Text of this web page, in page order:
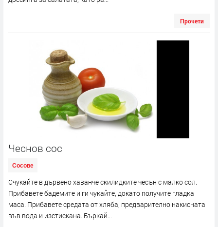
Прочети
Чеснов сос
Сосове
Счукайте в дървено хаванче скилидките чесън с малко сол.
Прибавете бадемите и ги чукайте, докато получите гладка
маса. Прибавете средата от хляба, предварително накисната
във вода и изстискана. Бъркай...